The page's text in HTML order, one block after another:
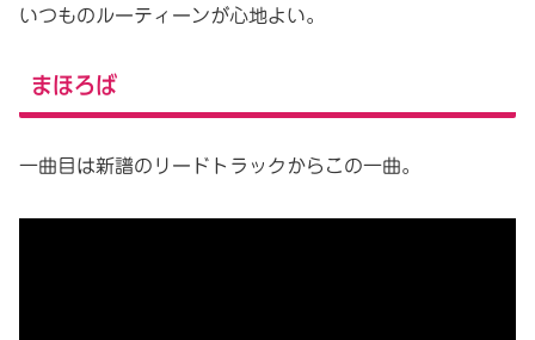
いつものルーティーンが心地よい。
まほろば
一曲目は新譜のリードトラックからこの一曲。